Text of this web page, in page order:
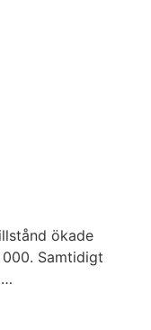
ökade
Samtidigt